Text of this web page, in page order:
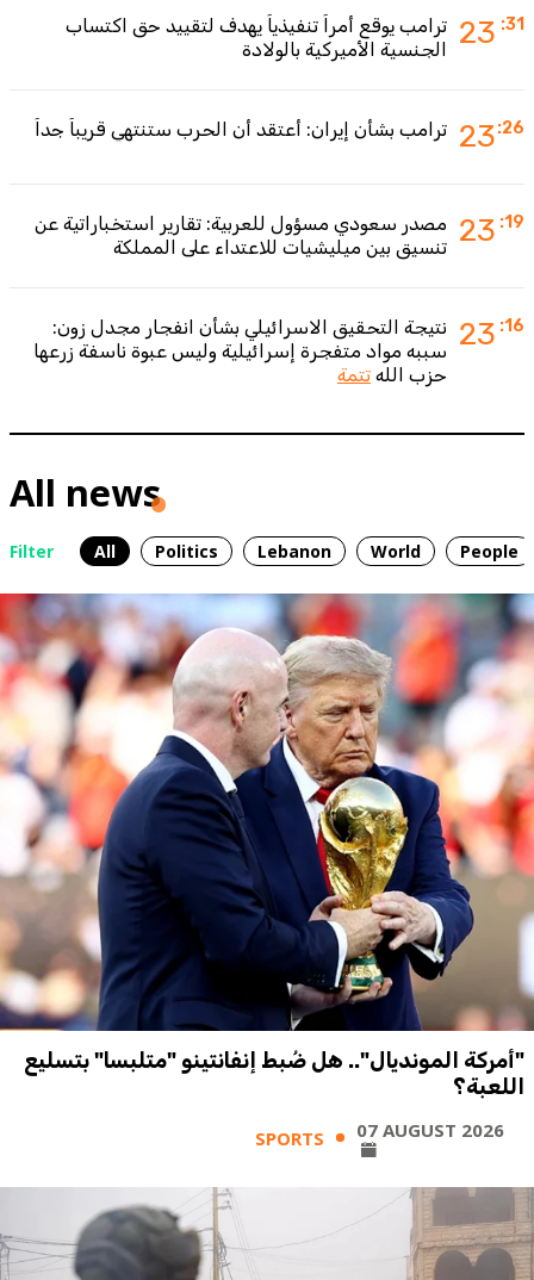
23 :31
ترامب يوقع أمراً تنفيذياً يهدف لتقييد حق اكتساب
الجنسية الأميركية بالولادة
23:26 ترامب بشأن إيران: أعتقد أن الحرب ستنتهي قريباً جداً
23 :19
مصدر سعودي مسؤول للعربية: تقارير استخباراتية عن
تنسيق بين ميليشيات للاعتداء على المملكة
23 :16
نتيجة التحقيق الاسرائيلي بشأن انفجار مجدل زون:
سببه مواد متفجرة إسرائيلية وليس عبوة ناسفة زرعها
حزب الله تتمة
All news
Filter All Politics Lebanon World People
"أمركة المونديال".. هل ضُبط إنفانتينو "متلبسا" بتسليع
اللعبة؟
SPORTS 07 AUGUST 2026